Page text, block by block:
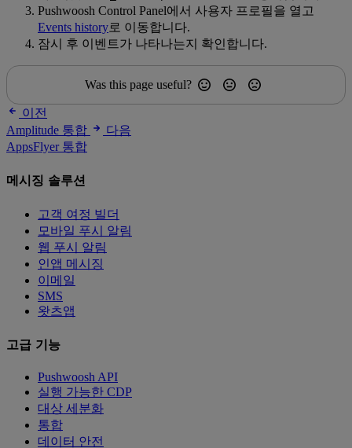
Pushwoosh Control Panel에서 사용자 프로필을 열고
Events history로 이동합니다.
잠시 후 이벤트가 나타나는지 확인합니다.
Was this page useful?
이전
Amplitude 통합
다음
AppsFlyer 통합
메시징 솔루션
고객 여정 빌더
모바일 푸시 알림
웹 푸시 알림
인앱 메시징
이메일
SMS
왓츠앱
고급 기능
Pushwoosh API
실행 가능한 CDP
대상 세분화
통합
데이터 안전